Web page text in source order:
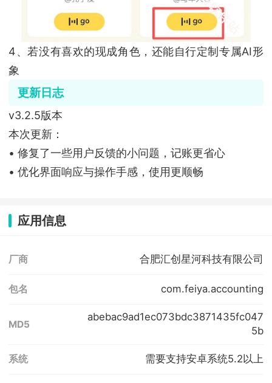
4、若没有喜欢的现成角色，还能自行定制专属AI形
象
更新日志
v3.2.5版本
本次更新：
• 修复了一些用户反馈的小问题，记账更省心
• 优化界面响应与操作手感，使用更顺畅
应用信息
厂商 合肥汇创星河科技有限公司
包名 com.feiya.accounting
MD5
abebac9ad1ec073bdc3871435fc047
5b
系统 需要支持安卓系统5.2以上